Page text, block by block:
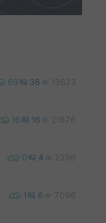
69 36 13623
16 16 21676
0 4 2396
1 6 7096